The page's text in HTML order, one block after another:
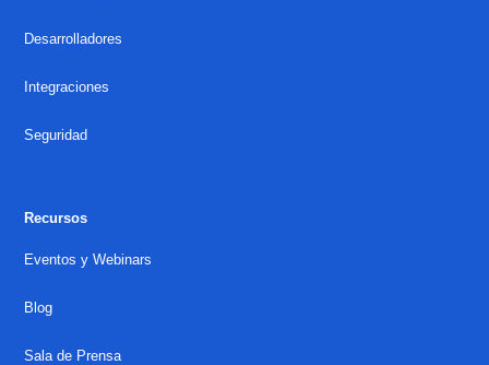
Desarrolladores
Integraciones
Seguridad
Recursos
Eventos y Webinars
Blog
Sala de Prensa